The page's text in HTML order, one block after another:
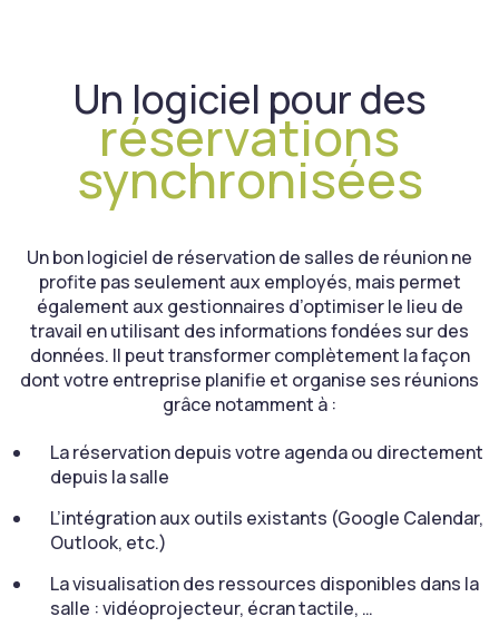
Un logiciel pour des
réservations
synchronisées
Un bon logiciel de réservation de salles de réunion ne
profite pas seulement aux employés, mais permet
également aux gestionnaires d’optimiser le lieu de
travail en utilisant des informations fondées sur des
données. Il peut transformer complètement la façon
dont votre entreprise planifie et organise ses réunions
grâce notamment à :
La réservation depuis votre agenda ou directement
depuis la salle
L’intégration aux outils existants (Google Calendar,
Outlook, etc.)
La visualisation des ressources disponibles dans la
salle : vidéoprojecteur, écran tactile, …